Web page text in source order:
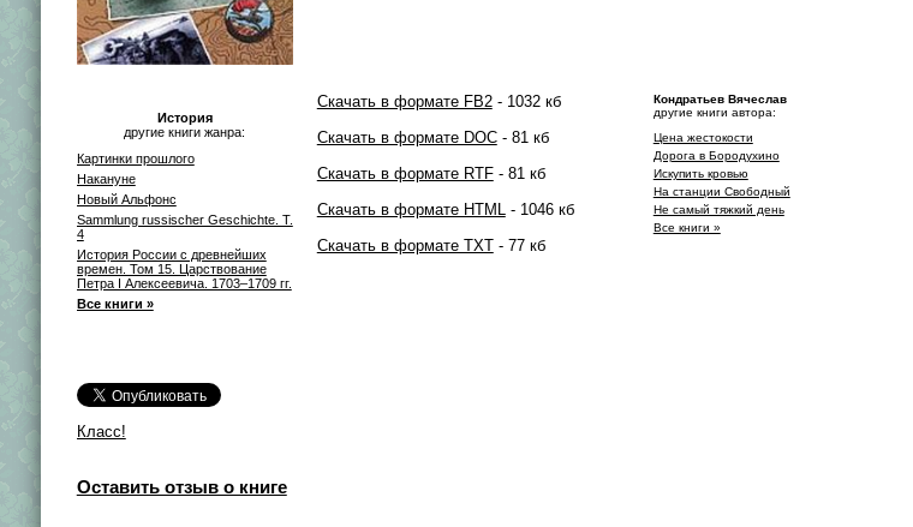
История
другие книги жанра:
Картинки прошлого
Накануне
Новый Альфонс
Sammlung russischer Geschichte. T.
4
История России с древнейших
времен. Том 15. Царствование
Петра I Алексеевича. 1703–1709 гг.
Все книги »
Класс!
Скачать в формате FB2- 1032 кб
Скачать в формате DOC- 81 кб
Скачать в формате RTF- 81 кб
Скачать в формате HTML- 1046 кб
Скачать в формате TXT- 77 кб
Кондратьев Вячеслав
другие книги автора:
Цена жестокости
Дорога в Бородухино
Искупить кровью
На станции Свободный
Не самый тяжкий день
Все книги »
Оставить отзыв о книге